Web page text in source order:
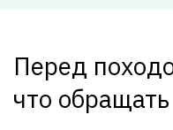
Перед
что